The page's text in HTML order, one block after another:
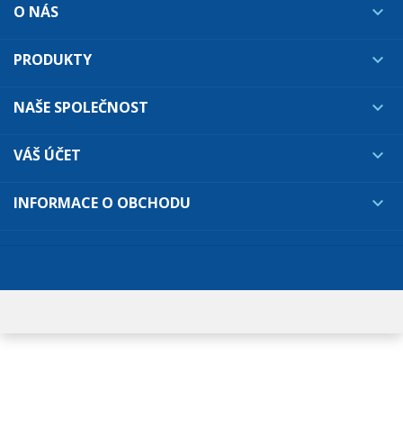
O NÁS 
PRODUKTY 
NAŠE SPOLEČNOST 
VÁŠ ÚČET 
INFORMACE O OBCHODU 